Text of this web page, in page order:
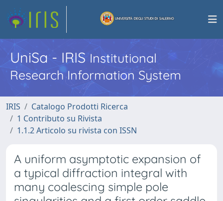
UniSa - IRISInstitutional
Research Information System
IRIS
Catalogo Prodotti Ricerca
1 Contributo su Rivista
1.1.2 Articolo su rivista con ISSN
A uniform asymptotic expansion of
a typical diffraction integral with
many coalescing simple pole